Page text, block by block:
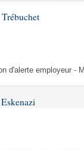
d'alerte employeur -